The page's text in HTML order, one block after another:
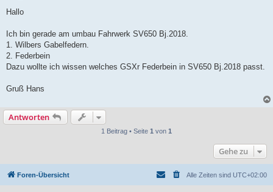
a
Hallo
Ich bin gerade am umbau Fahrwerk SV650 Bj.2018.
1. Wilbers Gabelfedern.
2. Federbein
Dazu wollte ich wissen welches GSXr Federbein in SV650 Bj.2018 passt.
Gruß Hans
Antworten
1 Beitrag • Seite 1 von 1
Gehe zu
Foren-Übersicht Alle Zeiten sind UTC+02:00